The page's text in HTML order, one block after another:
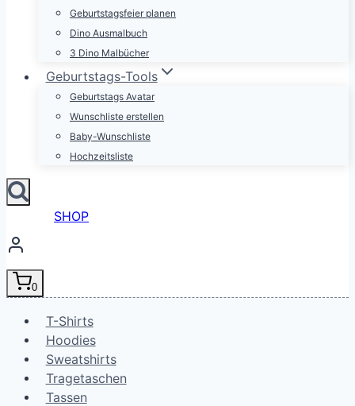
Geburtstagsfeier planen
Dino Ausmalbuch
3 Dino Malbücher
Geburtstags-Tools
Geburtstags Avatar
Wunschliste erstellen
Baby-Wunschliste
Hochzeitsliste
SHOP
0
T-Shirts
Hoodies
Sweatshirts
Tragetaschen
Tassen